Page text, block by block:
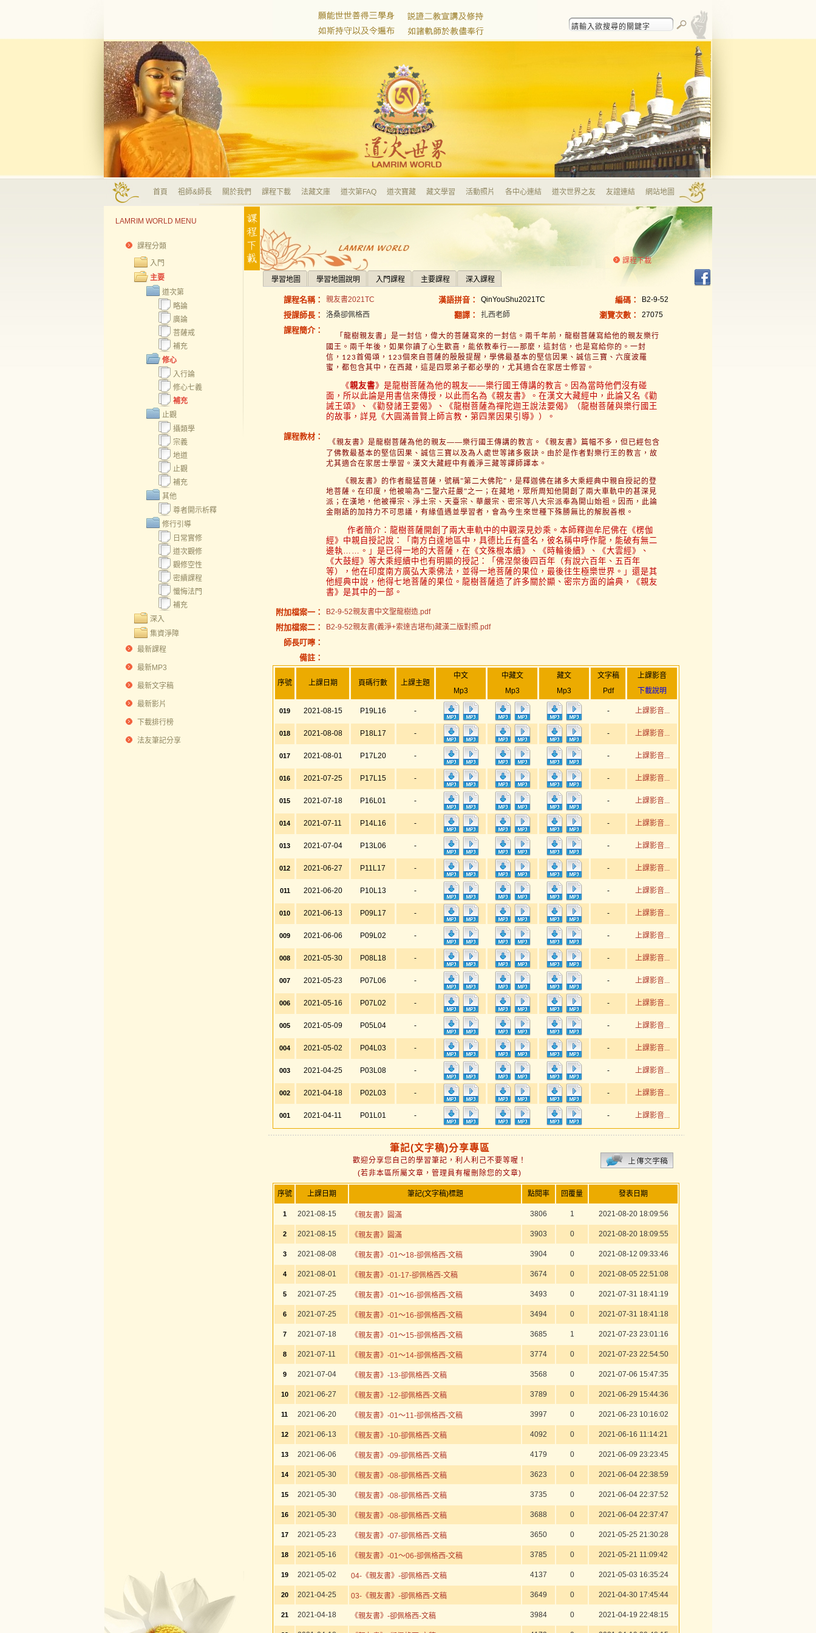
首頁 祖師&師長 關於我們 課程下載 法藏文庫 道次第FAQ 道次寶藏 藏文學習 活動照片 各中心連結 道次世界之友 友誼連結 網站地圖
LAMRIM WORLD MENU
課程分類
入門
主要
道次第
略論
廣論
菩薩戒
補充
修心
入行論
修心七義
補充
止觀
攝類學
宗義
地道
止觀
補充
其他
尊者開示析釋
修行引導
日常實修
道次觀修
觀修空性
密續課程
懺悔法門
補充
深入
集資淨障
最新課程
最新MP3
最新文字稿
最新影片
下載排行榜
法友筆記分享
學習地圖 學習地圖說明 入門課程 主要課程 深入課程
課程下載
課程名稱： 親友書2021TC 漢語拼音： QinYouShu2021TC 編碼： B2-9-52
授課師長： 洛桑卻佩格西 翻譯： 扎西老師 瀏覽次數： 27075
課程簡介：
「龍樹親友書」是一封信，偉大的菩薩寫來的一封信。兩千年前，龍樹菩薩寫給他的親友樂行
國王。兩千年後，如果你讀了心生歡喜，能依教奉行──那麼，這封信，也是寫給你的。一封
信， 123首偈頌， 123個來自菩薩的殷殷提醒，學佛最基本的堅信因果、誠信三寶、六度波羅
蜜，都包含其中，在西藏，這是四眾弟子都必學的，尤其適合在家居士修習。
《親友書》是龍樹菩薩為他的親友——樂行國王傳講的教言。因為當時他們沒有碰
面，所以此論是用書信來傳授，以此而名為《親友書》。在漢文大藏經中，此論又名《勸
誡王頌》、《勸發諸王要偈》、《龍樹菩薩為禪陀迦王說法要偈》（龍樹菩薩與樂行國王
的故事，詳見《大圓滿普賢上師言教‧第四業因果引導》）。
課程教材：
《親友書》是龍樹菩薩為他的親友——樂行國王傳講的教言。《親友書》篇幅不多，但已經包含
了佛教最基本的堅信因果、誠信三寶以及為人處世等諸多竅訣。由於是作者對樂行王的教言，故
尤其適合在家居士學習。漢文大藏經中有義淨三藏等譯師譯本。
《親友書》的作者龍猛菩薩，號稱"第二大佛陀" ，是釋迦佛在諸多大乘經典中親自授記的登
地菩薩。在印度，他被喻為"二聖六莊嚴"之一；在藏地，眾所周知他開創了兩大車軌中 的甚深見
派；在漢地，他被禪宗、淨土宗、天臺宗、華嚴宗、密宗等八大宗派奉為開山始祖。因而，此論
金剛語的加持力不可思議，有緣值遇並學習者，會為今生來世種下殊勝無比的解脫善根。
作者簡介：龍樹菩薩開創了兩大車軌中的中觀深見妙乘。本師釋迦牟尼佛在《楞伽
經》中親自授記說：「南方白達地區中，具德比丘有盛名，彼名稱中呼作龍，能破有無二
邊執……。」是已得一地的大菩薩，在《文殊根本續》、《時輪後續》、《大雲經》、
《大鼓經》等大乘經續中也有明顯的授記：「佛涅槃後四百年（有說六百年、五百年
等），他在印度南方廣弘大乘佛法，並得一地菩薩的果位，最後往生極樂世界。」還是其
他經典中說，他得七地菩薩的果位。龍樹菩薩造了許多關於顯、密宗方面的論典，《親友
書》是其中的一部。
附加檔案一： B2-9-52親友書中文聖龍樹造.pdf
附加檔案二： B2-9-52親友書(義淨+索達吉堪布)藏漢二版對照.pdf
師長叮嚀：
備註：
序號 上課日期 頁碼行數 上課主題
中文
Mp3
中藏文
Mp3
藏文
Mp3
文字稿
Pdf
上課影音
下載說明
019 2021-08-15 P19L16 - - 上課影音...
018 2021-08-08 P18L17 - - 上課影音...
017 2021-08-01 P17L20 - - 上課影音...
016 2021-07-25 P17L15 - - 上課影音...
015 2021-07-18 P16L01 - - 上課影音...
014 2021-07-11 P14L16 - - 上課影音...
013 2021-07-04 P13L06 - - 上課影音...
012 2021-06-27 P11L17 - - 上課影音...
011 2021-06-20 P10L13 - - 上課影音...
010 2021-06-13 P09L17 - - 上課影音...
009 2021-06-06 P09L02 - - 上課影音...
008 2021-05-30 P08L18 - - 上課影音...
007 2021-05-23 P07L06 - - 上課影音...
006 2021-05-16 P07L02 - - 上課影音...
005 2021-05-09 P05L04 - - 上課影音...
004 2021-05-02 P04L03 - - 上課影音...
003 2021-04-25 P03L08 - - 上課影音...
002 2021-04-18 P02L03 - - 上課影音...
001 2021-04-11 P01L01 - - 上課影音...
筆記(文字稿)分享專區
歡迎分享您自己的學習筆記，利人利己不要等喔！
(若非本區所屬文章，管理員有權刪除您的文章)
序號 上課日期 筆記(文字稿)標題 點閱率 回覆量 發表日期
1 2021-08-15 《親友書》圓滿 3806 1 2021-08-20 18:09:56
2 2021-08-15 《親友書》圓滿 3903 0 2021-08-20 18:09:55
3 2021-08-08 《親友書》-01～18-卻佩格西-文稿 3904 0 2021-08-12 09:33:46
4 2021-08-01 《親友書》-01-17-卻佩格西-文稿 3674 0 2021-08-05 22:51:08
5 2021-07-25 《親友書》-01～16-卻佩格西-文稿 3493 0 2021-07-31 18:41:19
6 2021-07-25 《親友書》-01～16-卻佩格西-文稿 3494 0 2021-07-31 18:41:18
7 2021-07-18 《親友書》-01～15-卻佩格西-文稿 3685 1 2021-07-23 23:01:16
8 2021-07-11 《親友書》-01～14-卻佩格西-文稿 3774 0 2021-07-23 22:54:50
9 2021-07-04 《親友書》-13-卻佩格西-文稿 3568 0 2021-07-06 15:47:35
10 2021-06-27 《親友書》-12-卻佩格西-文稿 3789 0 2021-06-29 15:44:36
11 2021-06-20 《親友書》-01～11-卻佩格西-文稿 3997 0 2021-06-23 10:16:02
12 2021-06-13 《親友書》-10-卻佩格西-文稿 4092 0 2021-06-16 11:14:21
13 2021-06-06 《親友書》-09-卻佩格西-文稿 4179 0 2021-06-09 23:23:45
14 2021-05-30 《親友書》-08-卻佩格西-文稿 3623 0 2021-06-04 22:38:59
15 2021-05-30 《親友書》-08-卻佩格西-文稿 3735 0 2021-06-04 22:37:52
16 2021-05-30 《親友書》-08-卻佩格西-文稿 3688 0 2021-06-04 22:37:47
17 2021-05-23 《親友書》-07-卻佩格西-文稿 3650 0 2021-05-25 21:30:28
18 2021-05-16 《親友書》-01～06-卻佩格西-文稿 3785 0 2021-05-21 11:09:42
19 2021-05-02 04-《親友書》-卻佩格西-文稿 4137 0 2021-05-03 16:35:24
20 2021-04-25 03-《親友書》-卻佩格西-文稿 3649 0 2021-04-30 17:45:44
21 2021-04-18 《親友書》-卻佩格西-文稿 3984 0 2021-04-19 22:48:15